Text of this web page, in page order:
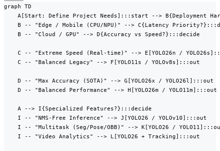
graph TD
A[Start: Define Project Needs]:::start --> B{Deployment
B -- "Edge / Mobile (CPU/NPU)" --> C{Latency
    B -- "Cloud / GPU" --> D{Accuracy vs Speed?}:::decide
C -- "Extreme Speed (Real-time)" --> E[YOLO26n /
    C -- "Balanced Legacy" --> F[YOLO11s / YOLOv8s]:::out
    D -- "Max Accuracy (SOTA)" --> G[YOLO26x / YOLO26l]:::out
    D -- "Balanced Performance" --> H[YOLO26m / YOLO11m]:::out
    A --> I{Specialized Features?}:::decide
    I -- "NMS-Free Inference" --> J[YOLO26 / YOLOv10]:::out
I -- "Multitask (Seg/Pose/OBB)" --> K[YOLO26 /
    I -- "Video Analytics" --> L[YOLO26 + Tracking]:::out